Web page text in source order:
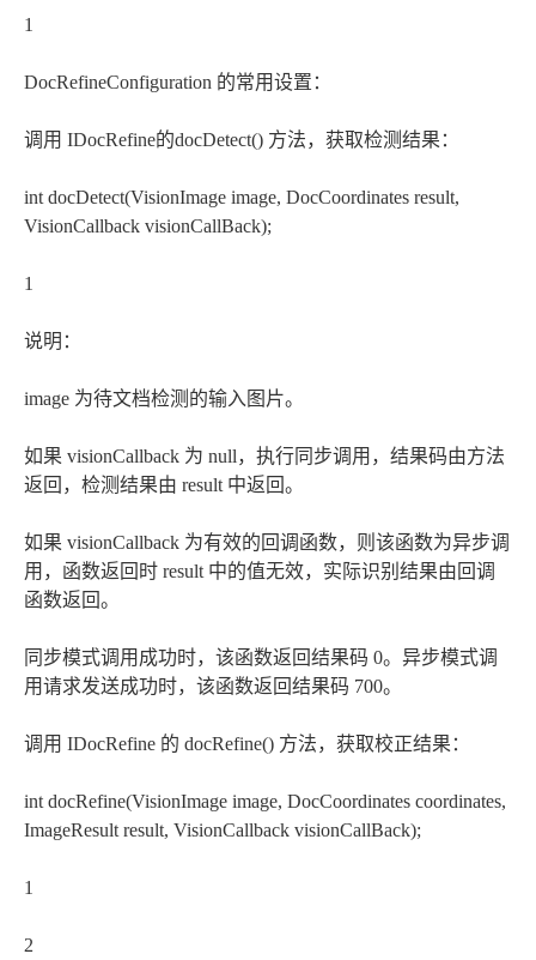
1
DocRefineConfiguration 的常用设置：
调用 IDocRefine的docDetect() 方法，获取检测结果：
int docDetect(VisionImage image, DocCoordinates result,
VisionCallback visionCallBack);
1
说明：
image 为待文档检测的输入图片。
如果 visionCallback 为 null，执行同步调用，结果码由方法
返回，检测结果由 result 中返回。
如果 visionCallback 为有效的回调函数，则该函数为异步调
用，函数返回时 result 中的值无效，实际识别结果由回调
函数返回。
同步模式调用成功时，该函数返回结果码 0。异步模式调
用请求发送成功时，该函数返回结果码 700。
调用 IDocRefine 的 docRefine() 方法，获取校正结果：
int docRefine(VisionImage image, DocCoordinates coordinates,
ImageResult result, VisionCallback visionCallBack);
1
2